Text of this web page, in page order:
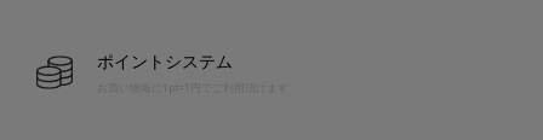
ポイントシステム
お買い物毎に1pt=1円でご利用頂けます